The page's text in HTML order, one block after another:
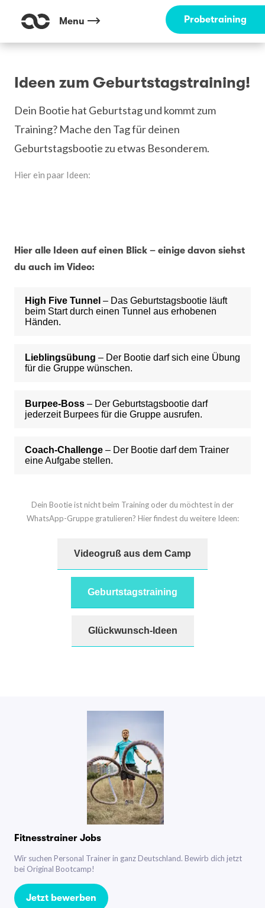
Menu Probetraining
Ideen zum Geburtstagstraining!
Dein Bootie hat Geburtstag und kommt zum
Training? Mache den Tag für deinen
Geburtstagsbootie zu etwas Besonderem.
Hier ein paar Ideen:
Hier alle Ideen auf einen Blick – einige davon siehst
du auch im Video:
High Five Tunnel – Das Geburtstagsbootie läuft
beim Start durch einen Tunnel aus erhobenen
Händen.
Lieblingsübung – Der Bootie darf sich eine Übung
für die Gruppe wünschen.
Burpee-Boss – Der Geburtstagsbootie darf
jederzeit Burpees für die Gruppe ausrufen.
Coach-Challenge – Der Bootie darf dem Trainer
eine Aufgabe stellen.
Dein Bootie ist nicht beim Training oder du möchtest in der
WhatsApp-Gruppe gratulieren? Hier findest du weitere Ideen:
Videogruß aus dem Camp
Geburtstagstraining
Glückwunsch-Ideen
Fitnesstrainer Jobs
Wir suchen Personal Trainer in ganz Deutschland. Bewirb dich jetzt
bei Original Bootcamp!
Jetzt bewerben